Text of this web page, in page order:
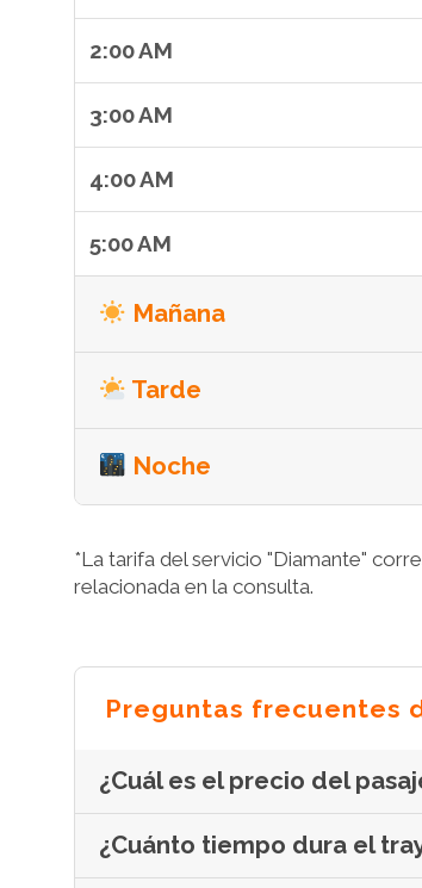
2:00 AM
3:00 AM
4:00 AM
5:00 AM
Mañana
Tarde
Noche
*La tarifa del servicio "Diamante"
relacionada en la consulta.
Preguntas frecuentes
¿Cuál es el precio del
¿Cuánto tiempo dura el